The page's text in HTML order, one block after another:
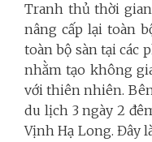
Tranh thủ thời
nâng cấp lại toàn
toàn bộ sàn tại các
nhằm tạo không
với thiên nhiên.
du lịch 3 ngày 2
Vịnh Hạ Long. Đây